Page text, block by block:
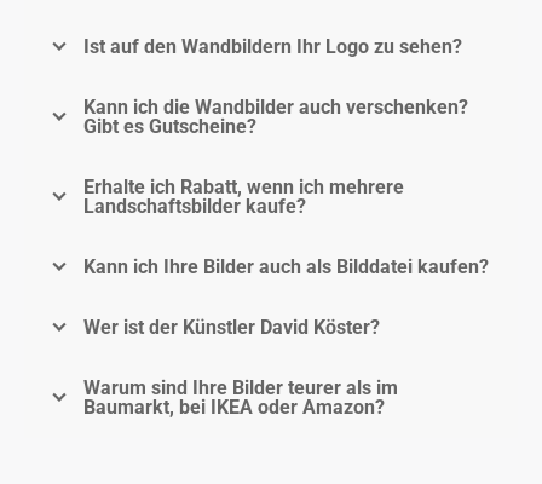
Ist auf den Wandbildern Ihr Logo zu sehen?
Kann ich die Wandbilder auch verschenken?
Gibt es Gutscheine?
Erhalte ich Rabatt, wenn ich mehrere
Landschaftsbilder kaufe?
Kann ich Ihre Bilder auch als Bilddatei kaufen?
Wer ist der Künstler David Köster?
Warum sind Ihre Bilder teurer als im
Baumarkt, bei IKEA oder Amazon?